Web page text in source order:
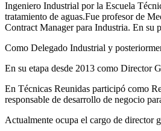
Ingeniero Industrial por la Escuela
tratamiento de aguas.Fue profesor de
Contract Manager para Industria. En su
Como Delegado Industrial y
En su etapa desde 2013 como Director
En Técnicas Reunidas participó como
responsable de desarrollo de negocio
Actualmente ocupa el cargo de director